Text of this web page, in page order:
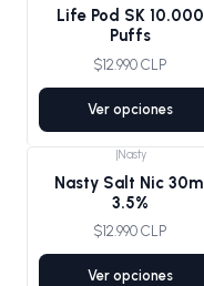
Life Pod SK 10.000
Puffs
$12.990 CLP
Ver opciones
|Nasty
Nasty Salt Nic 30ml
3.5%
$12.990 CLP
Ver opciones